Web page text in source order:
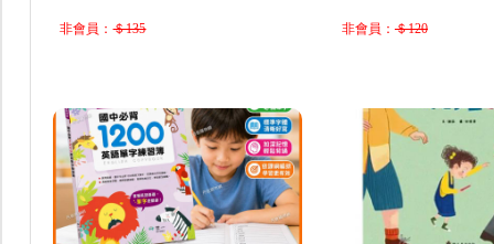
非會員：＄135 非會員： ＄120